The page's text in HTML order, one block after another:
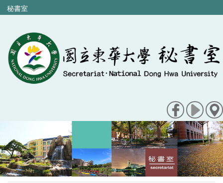
跳
到
內
容
區
秘書室